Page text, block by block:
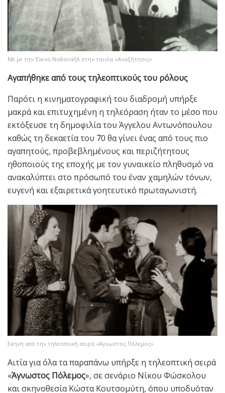
Με με την Έλενα Ναθαναήλ στην ταινία «Αναζήτησις»
Αγαπήθηκε από τους τηλεοπτικούς του ρόλους
Παρότι η κινηματογραφική του διαδρομή υπήρξε
μακρά και επιτυχημένη η τηλεόραση ήταν το μέσο που
εκτόξευσε τη δημοφιλία του Άγγελου Αντωνόπουλου
καθώς τη δεκαετία του ΄70 θα γίνει ένας από τους πιο
αγαπητούς, προβεβλημένους και περιζήτητους
ηθοποιούς της εποχής με τον γυναικείο πληθυσμό να
ανακαλύπτει στο πρόσωπό του έναν χαμηλών τόνων,
ευγενή και εξαιρετικά γοητευτικό πρωταγωνιστή.
Σκηνή από την τηλεοπτική σειρά «Άγνωστος Πόλεμος»
Αιτία για όλα τα παραπάνω υπήρξε η τηλεοπτική σειρά
«Άγνωστος Πόλεμος», σε σενάριο Νίκου Φώσκολου
και σκηνοθεσία Κώστα Κουτσομύτη, όπου υποδυόταν